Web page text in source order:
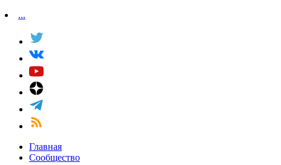
...
Главная
Сообщество